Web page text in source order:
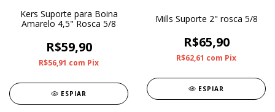
Kers Suporte para Boina
Amarelo 4,5" Rosca 5/8
R$59,90
R$56,91 com Pix
ESPIAR
Mills Suporte 2" rosca 5/8
R$65,90
R$62,61 com Pix
ESPIAR